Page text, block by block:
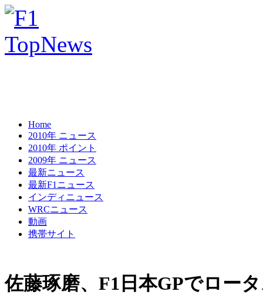
Home
2010年 ニュース
2010年 ポイント
2009年 ニュース
最新ニュース
最新F1ニュース
インディニュース
WRCニュース
動画
携帯サイト
佐藤琢磨、F1日本GPでロー